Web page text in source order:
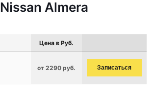
Nissan Almera
Цена в Руб.
от 2290 руб. Записаться